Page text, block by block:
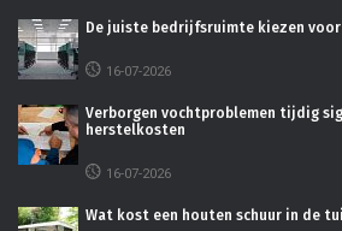
De juiste bedrijfsruimte kiezen
16-07-2026
Verborgen vochtproblemen tijdig
herstelkosten
16-07-2026
Wat kost een houten schuur in de